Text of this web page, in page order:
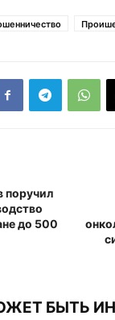
поручил
до 500
БЫТЬ